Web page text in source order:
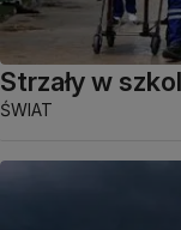
Strzały w
ŚWIAT